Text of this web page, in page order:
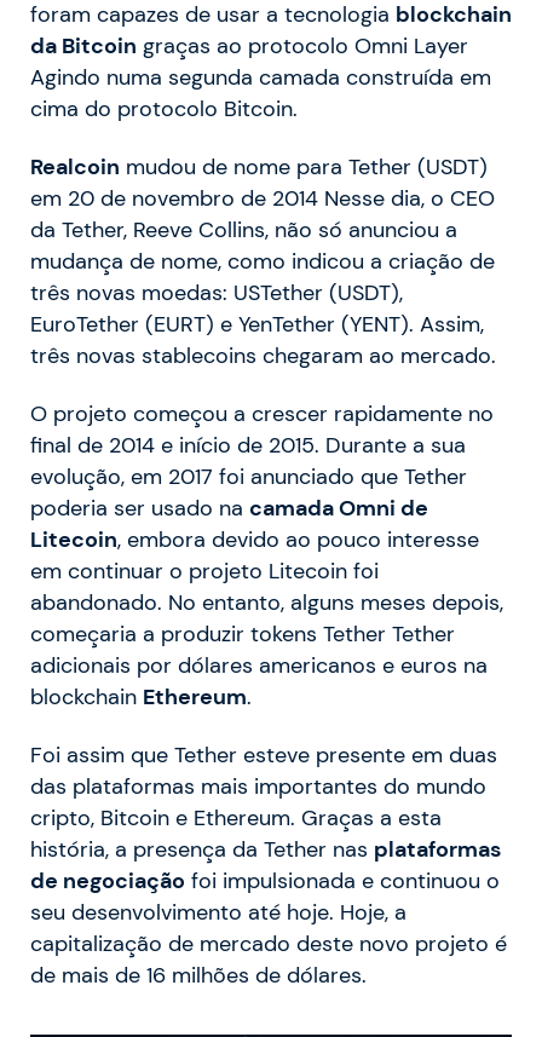
foram capazes de usar a tecnologia blockchain
da Bitcoin graças ao protocolo Omni Layer
Agindo numa segunda camada construída em
cima do protocolo Bitcoin.
Realcoin mudou de nome para Tether (USDT)
em 20 de novembro de 2014 Nesse dia, o CEO
da Tether, Reeve Collins, não só anunciou a
mudança de nome, como indicou a criação de
três novas moedas: USTether (USDT),
EuroTether (EURT) e YenTether (YENT). Assim,
três novas stablecoins chegaram ao mercado.
O projeto começou a crescer rapidamente no
final de 2014 e início de 2015. Durante a sua
evolução, em 2017 foi anunciado que Tether
poderia ser usado na camada Omni de
Litecoin, embora devido ao pouco interesse
em continuar o projeto Litecoin foi
abandonado. No entanto, alguns meses depois,
começaria a produzir tokens Tether Tether
adicionais por dólares americanos e euros na
blockchain Ethereum.
Foi assim que Tether esteve presente em duas
das plataformas mais importantes do mundo
cripto, Bitcoin e Ethereum. Graças a esta
história, a presença da Tether nas plataformas
de negociação foi impulsionada e continuou o
seu desenvolvimento até hoje. Hoje, a
capitalização de mercado deste novo projeto é
de mais de 16 milhões de dólares.